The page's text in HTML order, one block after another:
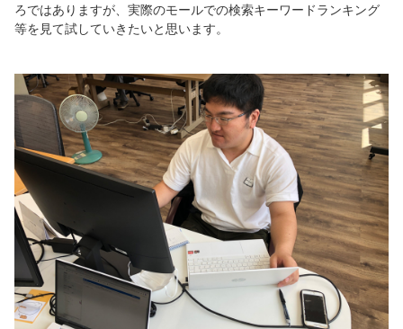
ろではありますが、実際のモールでの検索キーワードランキング
等を見て試していきたいと思います。